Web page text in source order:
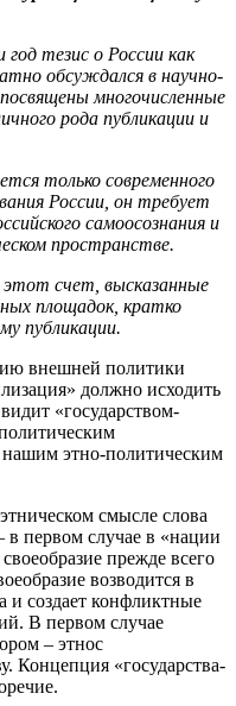
тезис о России как
обсуждался в научно-
многочисленные
рода публикации и
только современного
России, он требует
самоосознания и
пространстве.
счет, высказанные
площадок, кратко
публикации.
внешней политики
должно исходить
«государством-
этно-политическим
смысле слова
в первом случае в «нации
прежде всего
возводится в
и создает конфликтные
В первом случае
– этнос
Концепция «государства-